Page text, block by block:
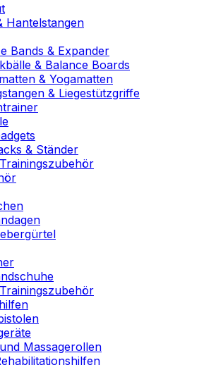
Hantelstangen
Bands & Expander
& Balance Boards
& Yogamatten
& Liegestützgriffe
& Ständer
Massagerollen